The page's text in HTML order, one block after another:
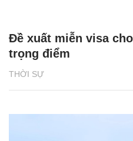
THỜI SỰ
Đề xuất miễn visa
trọng điểm